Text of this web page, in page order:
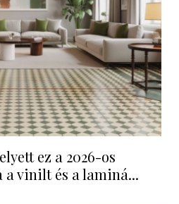
ez a 2026-os
a vinilt és a laminá...